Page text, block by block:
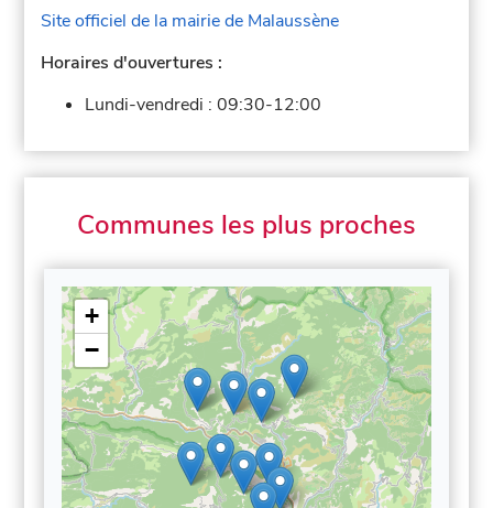
Site officiel de la mairie de Malaussène
Horaires d'ouvertures :
Lundi-vendredi :09:30-12:00
Communes les plus proches
+
−